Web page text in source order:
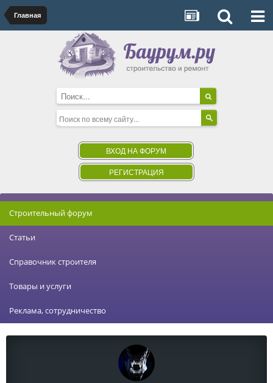
Главная
ВХОД НА ФОРУМ
РЕГИСТРАЦИЯ
Строительный форум
Статьи
Справочник строителя
Товары и услуги
Реклама, сотрудничество